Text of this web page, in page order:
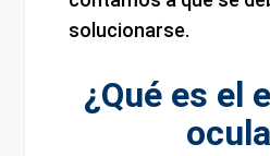
solucionarse.
¿Qué es el